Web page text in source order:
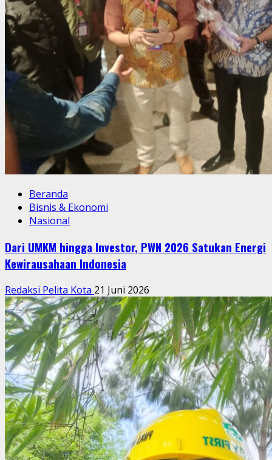
Beranda
Bisnis & Ekonomi
Nasional
Dari UMKM hingga Investor, PWN 2026 Satukan Energi
Kewirausahaan Indonesia
Redaksi Pelita Kota 21 Juni 2026